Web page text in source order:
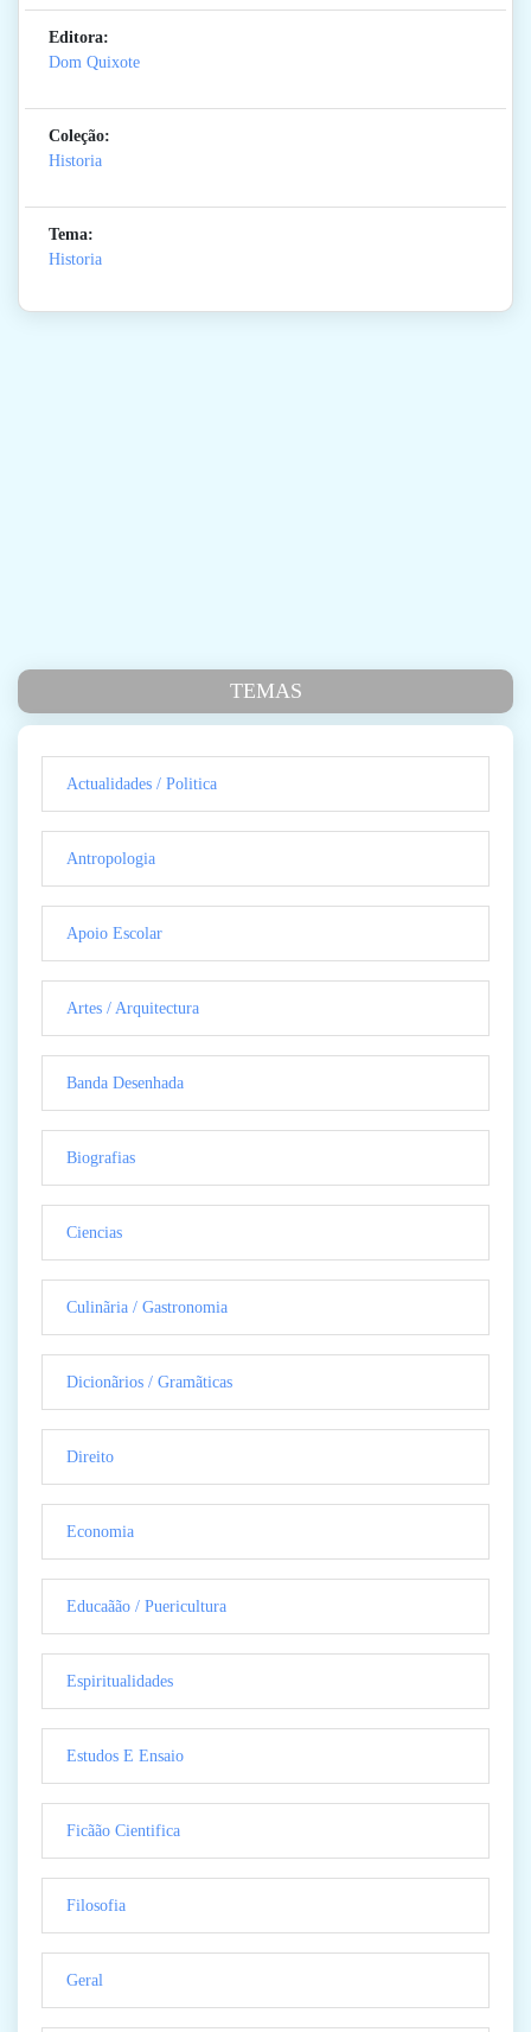
Editora:
Dom Quixote
Coleção:
Historia
Tema:
Historia
TEMAS
Actualidades / Politica
Antropologia
Apoio Escolar
Artes / Arquitectura
Banda Desenhada
Biografias
Ciencias
Culinãria / Gastronomia
Dicionãrios / Gramãticas
Direito
Economia
Educaãão / Puericultura
Espiritualidades
Estudos E Ensaio
Ficãão Cientifica
Filosofia
Geral